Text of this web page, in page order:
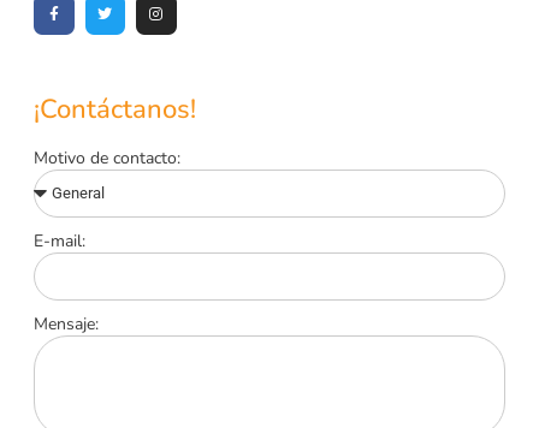
¡Contáctanos!
Motivo de contacto:
E-mail:
Mensaje: